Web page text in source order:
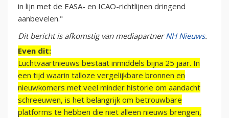
in lijn met de EASA- en ICAO-richtlijnen dringend
aanbevelen."
Dit bericht is afkomstig van mediapartnerNH Nieuws.
Even dit:
Luchtvaartnieuws bestaat inmiddels bijna 25 jaar. In
een tijd waarin talloze vergelijkbare bronnen en
nieuwkomers met veel minder historie om aandacht
schreeuwen, is het belangrijk om betrouwbare
platforms te hebben die niet alleen nieuws brengen,